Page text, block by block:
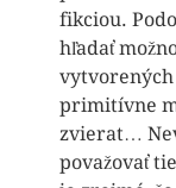
fikciou.
hľadať
primitívne
zvierat…
považovať